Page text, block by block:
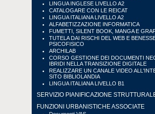
LINGUA INGLESE LIVELLO A2
CATALOGARE CON LE REICAT
LINGUA ITALIANA LIVELLO A2
ALFABETIZZAZIONE INFORMATICA
FUMETTI, SILENT BOOK, MANGA E
TUTELA DAI RISCHI DEL WEB E
PSICOFISICO
ARCHILAB
CORSO GESTIONE DEI DOCUMENTI
IBRIDI NELLA TRANSIZIONE DIGITALE
REALIZZARE UN CANALE VIDEO
SITO BIBLIOLANDIA
LINGUA ITALIANA LIVELLO B1
SERVIZIO PIANIFICAZIONE
FUNZIONI URBANISTICHE ASSOCIATE